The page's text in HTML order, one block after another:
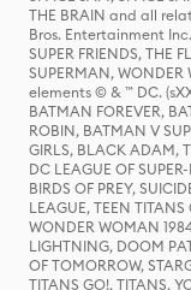
THE BRAIN and all
Bros. Entertainment
SUPER FRIENDS, THE
SUPERMAN,
elements © & ™ DC.
BATMAN FOREVER,
ROBIN, BATMAN V
GIRLS, BLACK ADAM,
DC LEAGUE OF
BIRDS OF PREY,
LEAGUE, TEEN
WONDER WOMAN
LIGHTNING, DOOM
OF TOMORROW,
TITANS GO!, TITANS,